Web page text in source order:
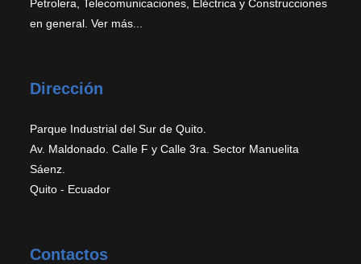
Petrolera, Telecomunicaciones, Eléctrica y Construcciones
en general.Ver más...
Dirección
Parque Industrial del Sur de Quito.
Av. Maldonado. Calle F y Calle 3ra. Sector Manuelita
Sáenz.
Quito - Ecuador
Contactos